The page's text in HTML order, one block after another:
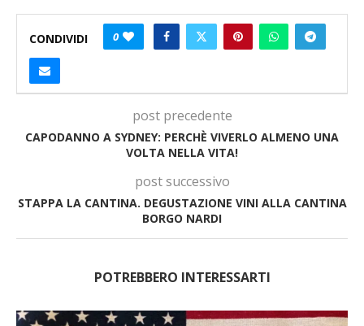
CONDIVIDI 0
post precedente
CAPODANNO A SYDNEY: PERCHÈ VIVERLO ALMENO UNA
VOLTA NELLA VITA!
post successivo
STAPPA LA CANTINA. DEGUSTAZIONE VINI ALLA CANTINA
BORGO NARDI
POTREBBERO INTERESSARTI